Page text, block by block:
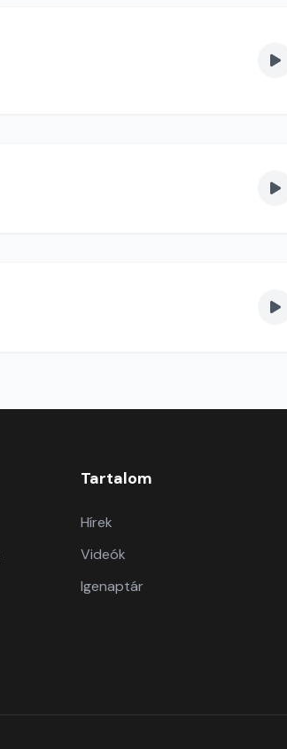
Tartalom
Hírek
Videók
Igenaptár